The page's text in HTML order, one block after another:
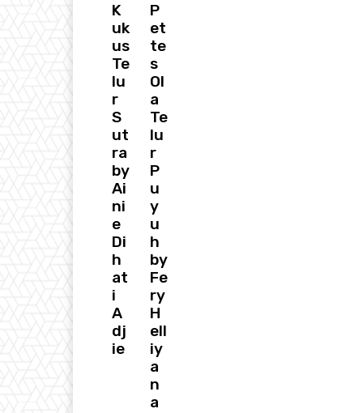
K
uk
us
Te
lu
r
S
ut
ra
by
Ai
ni
e
Di
h
at
i
A
dj
ie
P
et
te
s
Ol
a
Te
lu
r
P
u
y
u
h
by
Fe
ry
H
ell
iy
a
n
a